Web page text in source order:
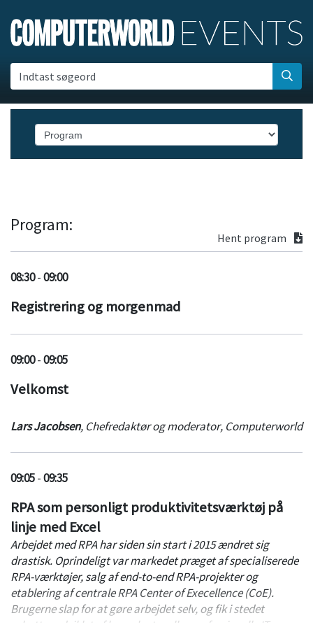
Indtast søgeord
Program:
Hent program
08:30-09:00
Registrering og morgenmad
09:00-09:05
Velkomst
Lars Jacobsen, Chefredaktør og moderator, Computerworld
09:05-09:35
RPA som personligt produktivitetsværktøj på
linje med Excel
Arbejdet med RPA har siden sin start i 2015 ændret sig
drastisk. Oprindeligt var markedet præget af specialiserede
RPA-værktøjer, salg af end-to-end RPA-projekter og
etablering af centrale RPA Center of Execellence (CoE).
Brugerne slap for at gøre arbejdet selv, og fik i stedet